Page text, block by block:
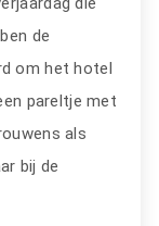
de
om het hotel
pareltje met
als
bij de